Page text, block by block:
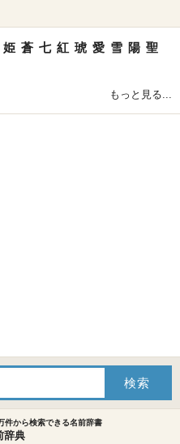
姫 蒼 七 紅 琥 愛 雪 陽 聖
もっと見る...
件から検索できる名前辞書
辞典